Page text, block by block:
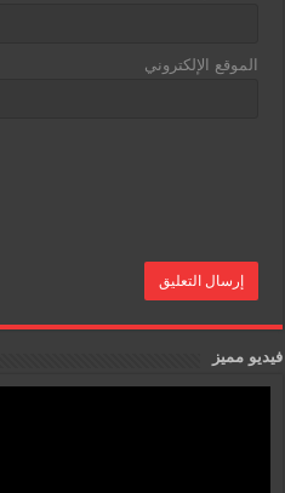
الموقع الإلكتروني
فيديو مميز